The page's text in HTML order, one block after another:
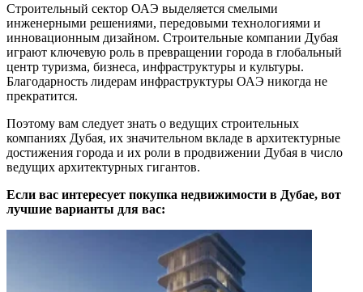
Строительный сектор ОАЭ выделяется смелыми
инженерными решениями, передовыми технологиями и
инновационным дизайном. Строительные компании Дубая
играют ключевую роль в превращении города в глобальный
центр туризма, бизнеса, инфраструктуры и культуры.
Благодарность лидерам инфраструктуры ОАЭ никогда не
прекратится.
Поэтому вам следует знать о ведущих строительных
компаниях Дубая, их значительном вкладе в архитектурные
достижения города и их роли в продвижении Дубая в число
ведущих архитектурных гигантов.
Если вас интересует покупка недвижимости в Дубае, вот
лучшие варианты для вас: